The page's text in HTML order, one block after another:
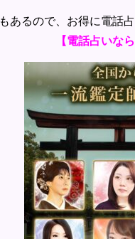
もあるので、お得に電話
【電話占いな